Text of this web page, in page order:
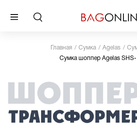
Главная Сумка Agelas
Сумка шоппер Agelas